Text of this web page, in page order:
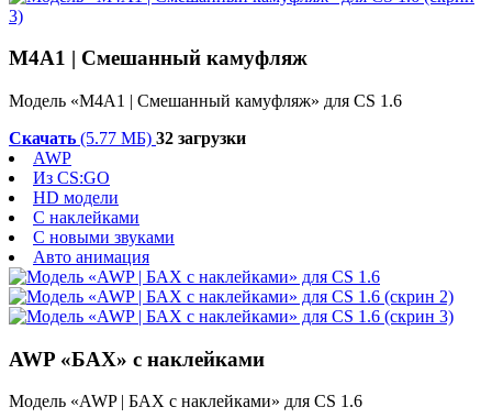
M4A1 | Смешанный камуфляж
Модель «M4A1 | Смешанный камуфляж» для CS 1.6
Скачать (5.77 МБ) 32 загрузки
AWP
Из CS:GO
HD модели
С наклейками
С новыми звуками
Авто анимация
AWP «БАХ» с наклейками
Модель «AWP | БАХ с наклейками» для CS 1.6